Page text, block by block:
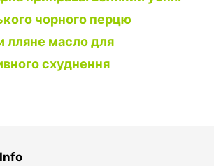
чорного перцю
лляне масло для
схуднення